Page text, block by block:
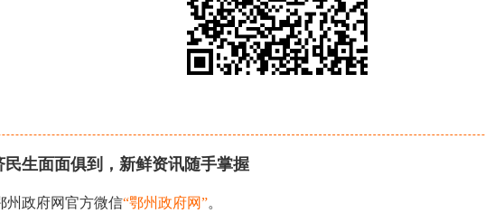
生面面俱到，新鲜资讯随手掌握
州政府网官方微信“鄂州政府网”。